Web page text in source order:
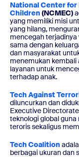
National Center
Children (NCMEC)
yang memiliki misi
yang hilang,
mencegah terjadinya
sama dengan
dan masyarakat
menemukan kembali
layanan untuk
terhadap anak.
Tech Against
diluncurkan dan
Executive
teknologi global
teroris sekaligus
Tech Coalition
berbagai ukuran dan